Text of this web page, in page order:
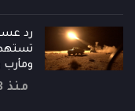
رد
منذ 8 ساعات